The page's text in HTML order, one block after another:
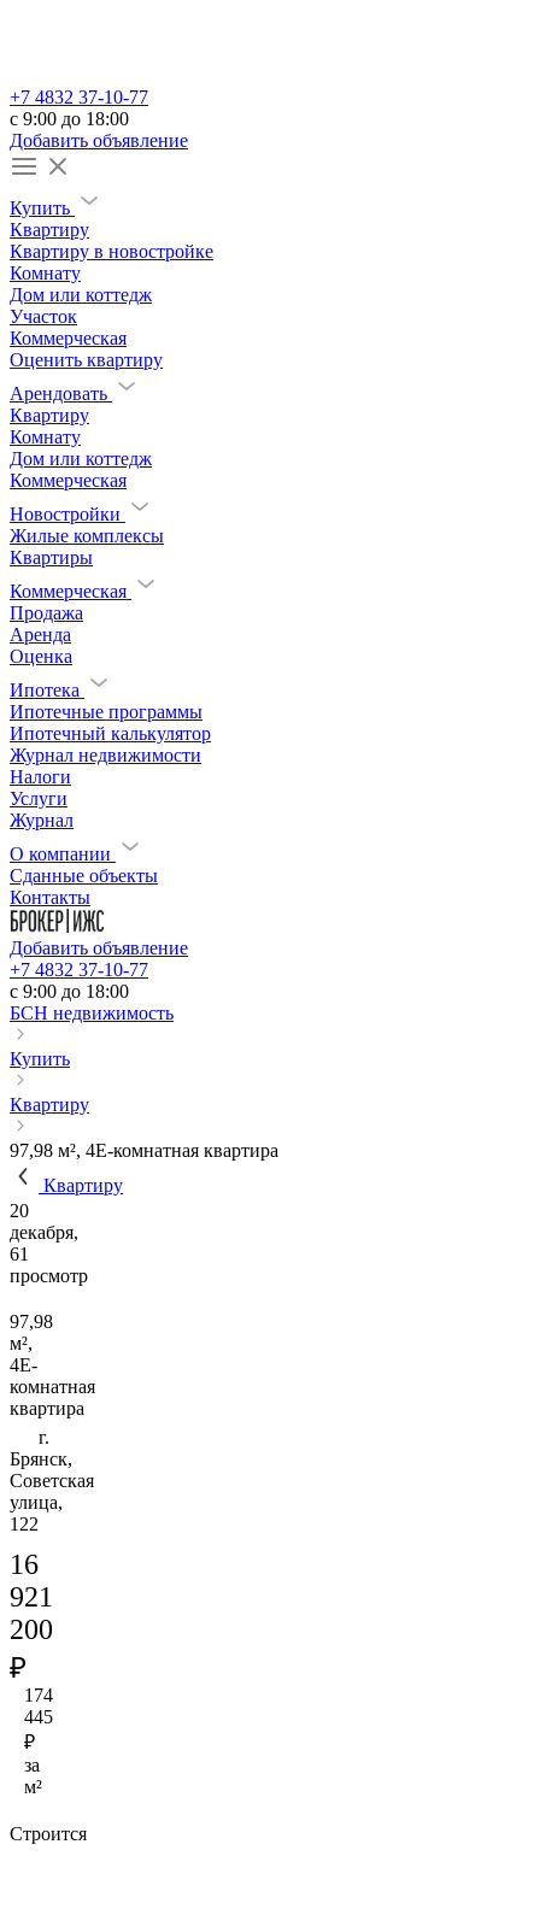
+7 4832 37-10-77
c 9:00 до 18:00
Добавить объявление
Купить
Квартиру
Квартиру в новостройке
Комнату
Дом или коттедж
Участок
Коммерческая
Оценить квартиру
Арендовать
Квартиру
Комнату
Дом или коттедж
Коммерческая
Новостройки
Жилые комплексы
Квартиры
Коммерческая
Продажа
Аренда
Оценка
Ипотека
Ипотечные программы
Ипотечный калькулятор
Журнал недвижимости
Налоги
Услуги
Журнал
О компании
Сданные объекты
Контакты
Добавить объявление
+7 4832 37-10-77
c 9:00 до 18:00
БСН недвижимость
Купить
Квартиру
97,98 м², 4Е-комнатная квартира
Квартиру
20
декабря,
61
просмотр
97,98
м²,
4Е-
комнатная
квартира
г.
Брянск,
Советская
улица,
122
16
921
200
₽
174
445
₽
за
м²
Строится